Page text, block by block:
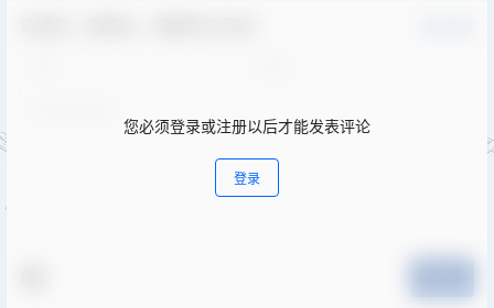
您必须登录或注册以后才能发表评论
登录